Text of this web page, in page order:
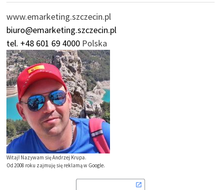
www.emarketing.szczecin.pl
biuro@emarketing.szczecin.pl
tel. +48 601 69 4000Polska
Witaj! Nazywam się Andrzej Krupa.
Od 2008 roku zajmuję się reklamą w Google.